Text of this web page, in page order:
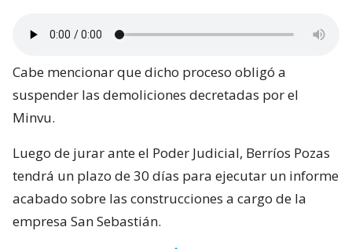
Cabe mencionar que dicho proceso obligó a
suspender las demoliciones decretadas por el
Minvu.
Luego de jurar ante el Poder Judicial, Berríos Pozas
tendrá un plazo de 30 días para ejecutar un informe
acabado sobre las construcciones a cargo de la
empresa San Sebastián.